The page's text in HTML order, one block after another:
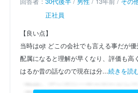
正社員
【良い点】
当時はojt どこの会社でも言える事だが
配属になると理解が早くなり、評価も
はるか昔の話なので現在は分...続きを読